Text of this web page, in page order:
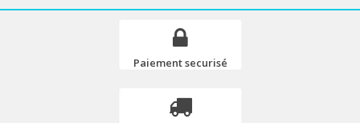
Paiement securisé